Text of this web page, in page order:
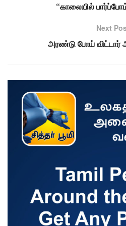
“காலையில்
Next
அரண்டு போய்